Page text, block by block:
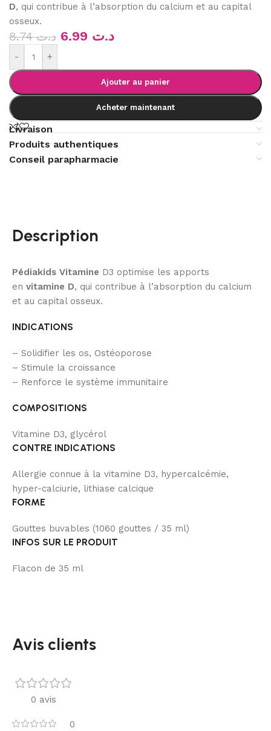
D, qui contribue à l’absorption du calcium et au capital
osseux.
د.ت8.74 د.ت
- +
Ajouter au panier
Acheter maintenant
Livraison
Produits authentiques
Conseil parapharmacie
Description
Pédiakids Vitamine D3 optimise les apports
en vitamine D, qui contribue à l’absorption du calcium
et au capital osseux.
INDICATIONS
– Solidifier les os, Ostéoporose
– Stimule la croissance
– Renforce le système immunitaire
COMPOSITIONS
Vitamine D3, glycérol
CONTRE INDICATIONS
Allergie connue à la vitamine D3, hypercalcémie,
hyper-calciurie, lithiase calcique
FORME
Gouttes buvables (1060 gouttes / 35 ml)
INFOS SUR LE PRODUIT
Flacon de 35 ml
Avis clients
0 avis
0